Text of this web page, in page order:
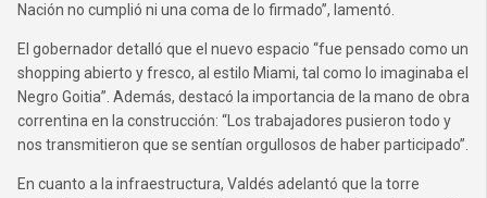
Nación no cumplió ni una coma de lo firmado”, lamentó.
El gobernador detalló que el nuevo espacio “fue pensado como un
shopping abierto y fresco, al estilo Miami, tal como lo imaginaba el
Negro Goitia”. Además, destacó la importancia de la mano de obra
correntina en la construcción: “Los trabajadores pusieron todo y
nos transmitieron que se sentían orgullosos de haber participado”.
En cuanto a la infraestructura, Valdés adelantó que la torre